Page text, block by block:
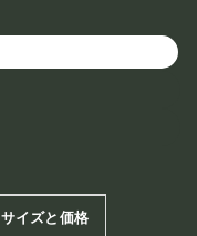
サイズと価格